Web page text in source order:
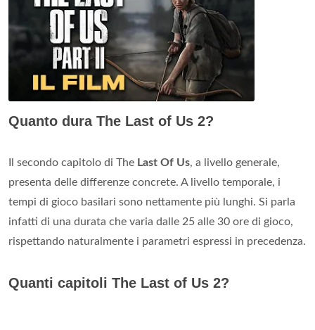
Quanto dura The Last of Us 2?
Il secondo capitolo di The Last Of Us, a livello generale,
presenta delle differenze concrete. A livello temporale, i
tempi di gioco basilari sono nettamente più lunghi. Si parla
infatti di una durata che varia dalle 25 alle 30 ore di gioco,
rispettando naturalmente i parametri espressi in precedenza.
Quanti capitoli The Last of Us 2?